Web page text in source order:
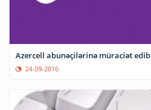
Azercell abunəçilərinə müraciət edib
24-09-2016